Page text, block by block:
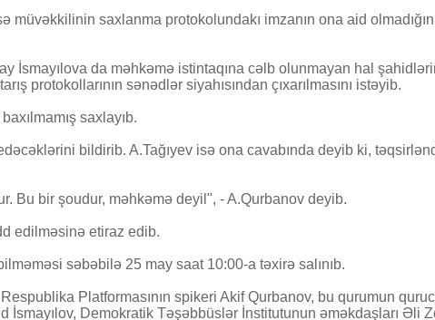
saxlanma protokolundakı imzanın ona aid
İsmayılova da məhkəmə istintaqına cəlb olunmayan hal
protokollarının sənədlər siyahısından çıxarılmasını istəyib.
saxlayıb.
bildirib. A.Tağıyev isə ona cavabında deyib ki,
Bu bir şoudur, məhkəmə deyil", - A.Qurbanov deyib.
edilməsinə etiraz edib.
səbəbilə 25 may saat 10:00-a təxirə salınıb.
Platformasının spikeri Akif Qurbanov, bu qurumun
Demokratik Təşəbbüslər İnstitutunun əməkdaşları Əli